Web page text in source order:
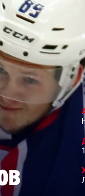
Югры
Ястребы
Лисы
Серебряный
Новомосковск
Рыси
76
Молот